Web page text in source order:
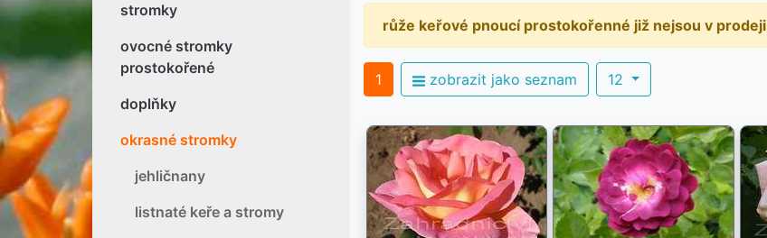
stromky
ovocné stromky
prostokořené
doplňky
okrasné stromky
jehličnany
listnaté keře a stromy
růže keřové pnoucí prostokořenné již nejsou v prodeji
1 zobrazit jako seznam 12